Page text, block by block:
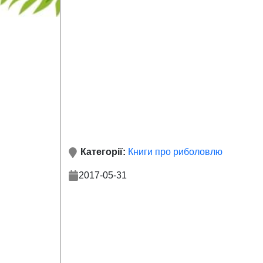
Категорії: Книги про риболовлю
2017-05-31